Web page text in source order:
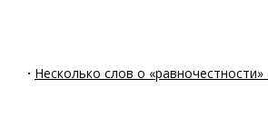
· Несколько слов о